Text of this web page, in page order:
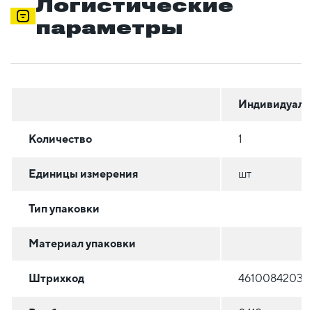
Логистические
параметры
Количество 1
Единицы измерения шт
Тип упаковки
Материал упаковки
Штрихкод